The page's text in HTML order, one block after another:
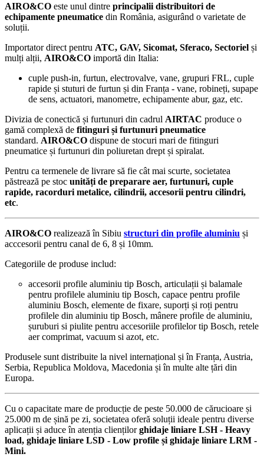
AIRO&CO este unul dintre principalii distribuitori de
echipamente pneumatice din România, asigurând o varietate de
soluții.
Importator direct pentru ATC, GAV, Sicomat, Sferaco, Sectoriel și
mulți alții, AIRO&CO importă din Italia:
cuple push-in, furtun, electrovalve, vane, grupuri FRL, cuple
rapide și stuturi de furtun și din Franța - vane, robineți, supape
de sens, actuatori, manometre, echipamente abur, gaz, etc.
Divizia de conectică și furtunuri din cadrul AIRTAC produce o
gamă complexă de fitinguri și furtunuri pneumatice
standard. AIRO&CO dispune de stocuri mari de fitinguri
pneumatice și furtunuri din poliuretan drept și spiralat.
Pentru ca termenele de livrare să fie cât mai scurte, societatea
păstrează pe stoc unități de preparare aer, furtunuri, cuple
rapide, racorduri metalice, cilindrii, accesorii pentru cilindri,
etc.
AIRO&CO realizează în Sibiu structuri din profile aluminiu și
acccesorii pentru canal de 6, 8 și 10mm.
Categoriile de produse includ:
accesorii profile aluminiu tip Bosch, articulații și balamale
pentru profilele aluminiu tip Bosch, capace pentru profile
aluminiu Bosch, elemente de fixare, suporți și roți pentru
profilele din aluminiu tip Bosch, mânere profile de aluminiu,
șuruburi si piulite pentru accesoriile profilelor tip Bosch, retele
aer comprimat, vacuum si azot, etc.
Produsele sunt distribuite la nivel internațional și în Franța, Austria,
Serbia, Republica Moldova, Macedonia și în multe alte țări din
Europa.
Cu o capacitate mare de producție de peste 50.000 de cărucioare și
25.000 m de șină pe zi, societatea oferă soluții ideale pentru diverse
aplicații și aduce în atenția cliențilorghidaje liniare LSH - Heavy
load, ghidaje liniare LSD - Low profile și ghidaje liniare LRM -
Mini.